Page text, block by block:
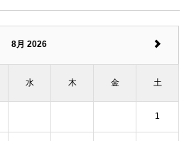
8月 2026
水 木 金 土
1